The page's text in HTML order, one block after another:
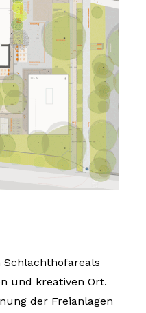
Schlachthofareals
und kreativen Ort.
der Freianlagen